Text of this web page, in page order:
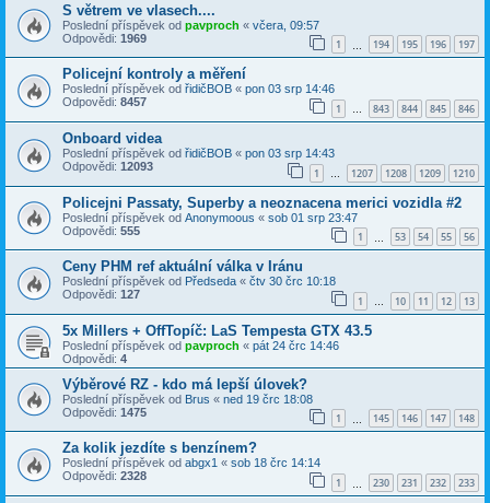
S větrem ve vlasech....
Poslední příspěvek od pavproch « včera, 09:57
Odpovědi: 1969 1 194 195 196 197
Policejní kontroly a měření
Poslední příspěvek od řidičBOB « pon 03 srp 14:46
Odpovědi: 8457 1 … 843 844 845 846
Onboard videa
Poslední příspěvek od řidičBOB « pon 03 srp 14:43
Odpovědi: 12093 1 … 1207 1208 1209 1210
Policejni Passaty, Superby a neoznacena merici vozidla #2
Poslední příspěvek od Anonymoous « sob 01 srp 23:47
Odpovědi: 555 1 53 54 55 56
Ceny PHM ref aktuální válka v Iránu
Poslední příspěvek od Předseda « čtv 30 črc 10:18
Odpovědi: 127 1 … 10 11 12 13
5x Millers + OffTopíč: LaS Tempesta GTX 43.5
Poslední příspěvek od pavproch « pát 24 črc 14:46
Odpovědi: 4
Výběrové RZ - kdo má lepší úlovek?
Poslední příspěvek od Brus « ned 19 črc 18:08
Odpovědi: 1475 1 145 146 147 148
Za kolik jezdíte s benzínem?
Poslední příspěvek od abgx1 « sob 18 črc 14:14
Odpovědi: 2328 1 230 231 232 233